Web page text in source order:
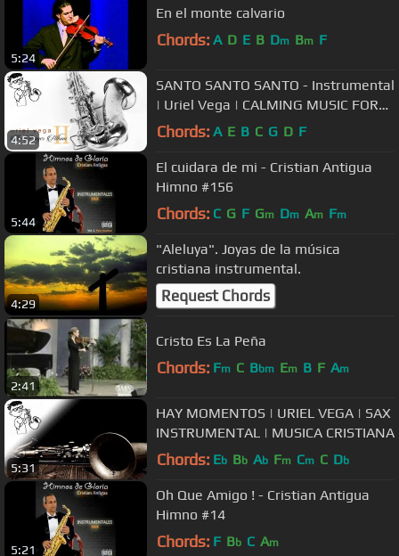
5:24
En el monte calvario
Chords: A D E B Dm Bm F
4:52
SANTO SANTO SANTO - Instrumental
| Uriel Vega | CALMING MUSIC FOR
PRAYER, HEALING | Sax Music
Chords: A E B C G D F
5:44
El cuidara de mi - Cristian Antigua
Himno #156
Chords: C G F Gm Dm Am Fm
4:29
"Aleluya". Joyas de la música
cristiana instrumental.
Request Chords
2:41
Cristo Es La Peña
Chords: Fm C Bbm Em B F Am
5:31
HAY MOMENTOS | URIEL VEGA | SAX
INSTRUMENTAL | MUSICA CRISTIANA
Chords: Eb Bb Ab Fm Cm C Db
5:21
Oh Que Amigo ! - Cristian Antigua
Himno #14
Chords: F Bb C Am